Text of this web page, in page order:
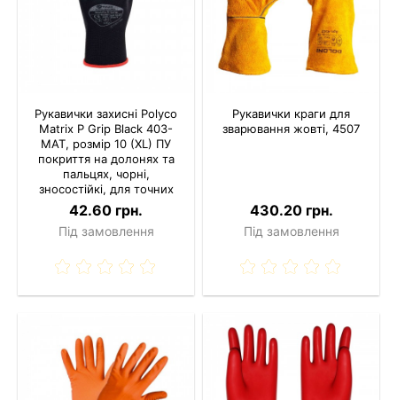
Рукавички захисні Polyco
Matrix P Grip Black 403-
MAT, розмір 10 (XL) ПУ
покриття на долонях та
пальцях, чорні,
зносостійкі, для точних
робіт
42.60 грн.
Під замовлення
Рукавички краги для
зварювання жовті, 4507
430.20 грн.
Під замовлення